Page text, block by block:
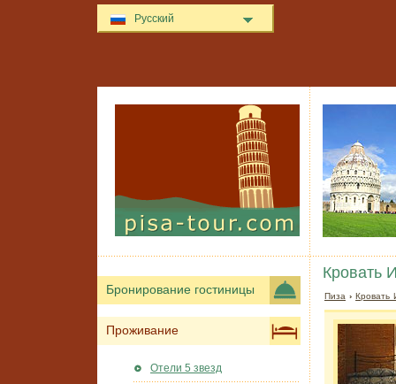
Кровать
Пиза ›Кровать
Бронирование гостиницы
Проживание
Отели 5 звезд
Русский